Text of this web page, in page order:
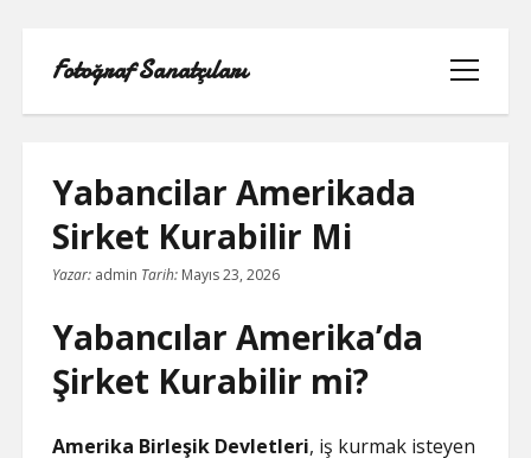
Fotoğraf Sanatçıları
menüyü
aç
LISTE
SPOTIFY TAKIPÇI HILESI EN İYI
Yabancilar Amerikada
Sirket Kurabilir Mi
Yazar: admin Tarih: Mayıs 23, 2026
Yabancılar Amerika’da
Şirket Kurabilir mi?
Amerika Birleşik Devletleri, iş kurmak isteyen